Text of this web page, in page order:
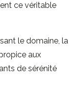
ce véritable
le domaine, la
aux
de sérénité